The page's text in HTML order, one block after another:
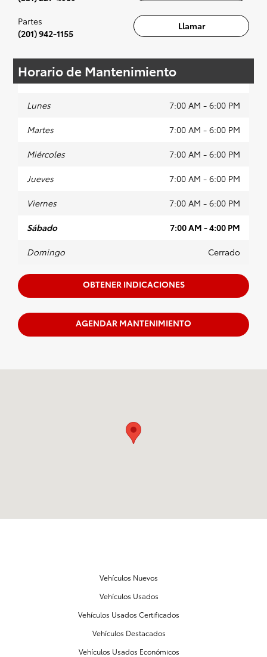
Llamar
Partes
(201) 942-1155
Horario de Mantenimiento
Lunes 7:00 AM - 6:00 PM
Martes 7:00 AM - 6:00 PM
Miércoles 7:00 AM - 6:00 PM
Jueves 7:00 AM - 6:00 PM
Viernes 7:00 AM - 6:00 PM
Sábado 7:00 AM - 4:00 PM
Domingo Cerrado
OBTENER INDICACIONES
AGENDAR MANTENIMIENTO
Vehículos Nuevos
Vehículos Usados
Vehículos Usados Certificados
Vehículos Destacados
Vehículos Usados Económicos